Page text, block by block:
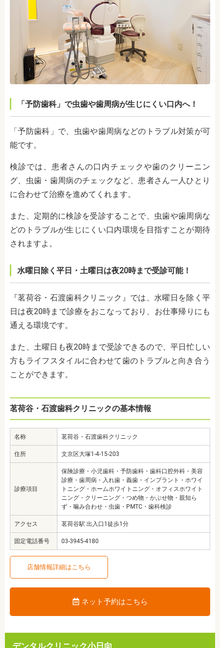
「予防歯科」で虫歯や歯周病が生じにくい口内へ！
「予防歯科」で、虫歯や歯周病などのトラブル対策が可
能です。
検診では、患者さんの口内チェックや歯のクリーニン
グ、虫歯・歯周病のチェックなど、患者さん一人ひとり
に合わせて治療を進めてくれます。
また、定期的に検診を受診することで、虫歯や歯周病な
どのトラブルが生じにくい口内環境を目指すことが期待
されますよ。
水曜日除く平日・土曜日は夜20時まで受診可能！
『茗荷谷・石渡歯科クリニック』では、水曜日を除く平
日は夜20時まで診療をおこなっており、お仕事帰りにも
通える環境です。
また、土曜日も夜20時まで受診できるので、平日忙しい
方もライフスタイルに合わせて歯のトラブルと向き合う
ことができます。
茗荷谷・石渡歯科クリニックの基本情報
名称 茗荷谷・石渡歯科クリニック
住所 文京区大塚1-4-15-203
診療項目
保険診療・小児歯科・予防歯科・歯科口腔外科・美容
診療・歯周病・入れ歯・義歯・インプラント・ホワイ
トニング・ホームホワイトニング・オフィスホワイト
ニング・クリーニング・つめ物・かぶせ物・親知ら
ず・噛み合わせ・虫歯・PMTC・歯科検診
アクセス 茗荷谷駅 出入口1徒歩1分
固定電話番号 03-3945-4180
店舗情報詳細はこちら
ネット予約はこちら